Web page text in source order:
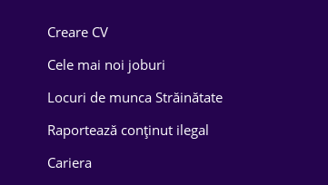
Drept
Educație / Training
Energetică
Creare CV
Cele mai noi joburi
Locuri de munca Străinătate
Raportează conținut ilegal
Cariera